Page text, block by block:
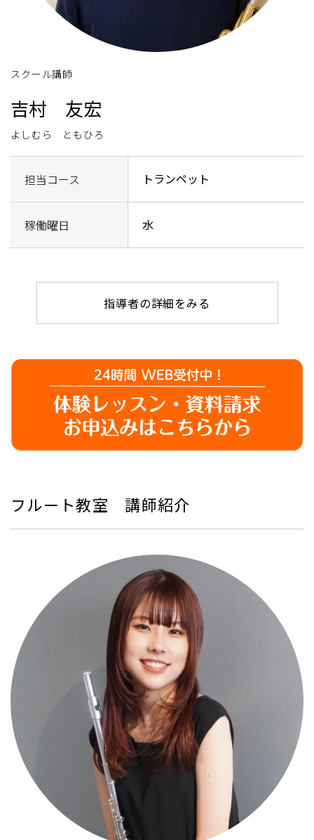
スクール講師
吉村 友宏
よしむら ともひろ
担当コース トランペット
稼働曜日 水
指導者の詳細をみる
フルート教室 講師紹介